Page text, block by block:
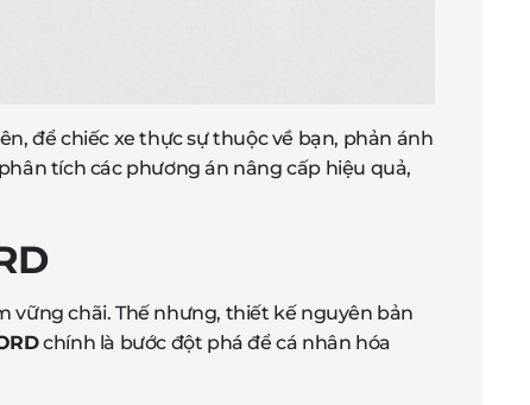
để chiếc xe thực sự thuộc về bạn, phản ánh
tích các phương án nâng cấp hiệu quả,
vững chãi. Thế nhưng, thiết kế nguyên bản
chính là bước đột phá để cá nhân hóa